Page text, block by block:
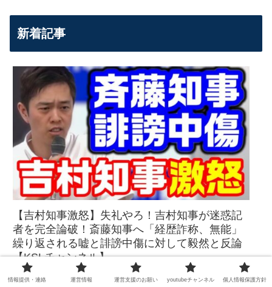
新着記事
【吉村知事激怒】失礼やろ！吉村知事が迷惑記
者を完全論破！斎藤知事へ「経歴詐称、無能」
繰り返される嘘と誹謗中傷に対して毅然と反論
【KSLチャンネル】
情報提供・連絡 運営情報 運営支援のお願い youtubeチャンネル 個人情報保護方針